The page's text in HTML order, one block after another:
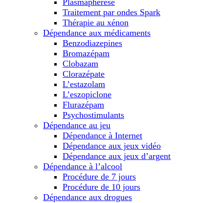
Plasmaphérèse
Traitement par ondes Spark
Thérapie au xénon
Dépendance aux médicaments
Benzodiazepines
Bromazépam
Clobazam
Clorazépate
L’estazolam
L’eszopiclone
Flurazépam
Psychostimulants
Dépendance au jeu
Dépendance à Internet
Dépendance aux jeux vidéo
Dépendance aux jeux d’argent
Dépendance à l’alcool
Procédure de 7 jours
Procédure de 10 jours
Dépendance aux drogues